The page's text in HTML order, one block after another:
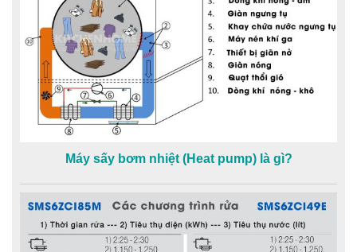
Máy sấy bơm nhiệt (Heat pump) là gì?